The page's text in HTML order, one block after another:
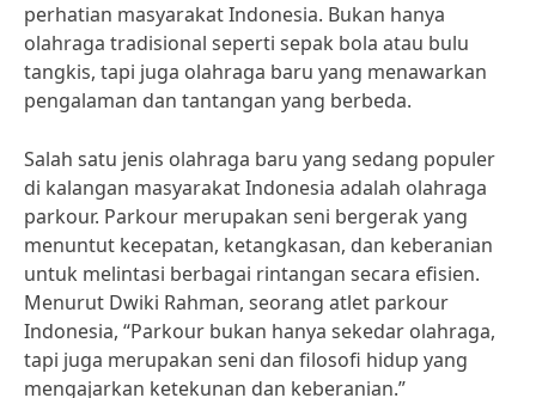
perhatian masyarakat Indonesia. Bukan hanya
olahraga tradisional seperti sepak bola atau bulu
tangkis, tapi juga olahraga baru yang menawarkan
pengalaman dan tantangan yang berbeda.
Salah satu jenis olahraga baru yang sedang populer
di kalangan masyarakat Indonesia adalah olahraga
parkour. Parkour merupakan seni bergerak yang
menuntut kecepatan, ketangkasan, dan keberanian
untuk melintasi berbagai rintangan secara efisien.
Menurut Dwiki Rahman, seorang atlet parkour
Indonesia, “Parkour bukan hanya sekedar olahraga,
tapi juga merupakan seni dan filosofi hidup yang
mengajarkan ketekunan dan keberanian.”